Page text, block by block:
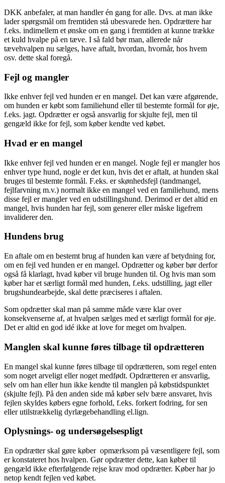
DKK anbefaler, at man handler én gang for alle. Dvs. at man ikke
lader spørgsmål om fremtiden stå ubesvarede hen. Opdrættere har
f.eks. indimellem et ønske om en gang i fremtiden at kunne trække
et kuld hvalpe på en tæve. I så fald bør man, allerede når
tævehvalpen nu sælges, have aftalt, hvordan, hvornår, hos hvem
osv. dette skal foregå.
Fejl og mangler
Ikke enhver fejl ved hunden er en mangel. Det kan være afgørende,
om hunden er købt som familiehund eller til bestemte formål for øje,
f.eks. jagt. Opdrætter er også ansvarlig for skjulte fejl, men til
gengæld ikke for fejl, som køber kendte ved købet.
Hvad er en mangel
Ikke enhver fejl ved hunden er en mangel. Nogle fejl er mangler hos
enhver type hund, nogle er det kun, hvis det er aftalt, at hunden skal
bruges til bestemte formål. F.eks. er skønhedsfejl (tandmangel,
fejlfarvning m.v.) normalt ikke en mangel ved en familiehund, mens
disse fejl er mangler ved en udstillingshund. Derimod er det altid en
mangel, hvis hunden har fejl, som generer eller måske ligefrem
invaliderer den.
Hundens brug
En aftale om en bestemt brug af hunden kan være af betydning for,
om en fejl ved hunden er en mangel. Opdrætter og køber bør derfor
også få klarlagt, hvad køber vil bruge hunden til. Og hvis man som
køber har et særligt formål med hunden, f.eks. udstilling, jagt eller
brugshundearbejde, skal dette præciseres i aftalen.
Som opdrætter skal man på samme måde være klar over
konsekvenserne af, at hvalpen sælges med et særligt formål for øje.
Det er altid en god idé ikke at love for meget om hvalpen.
Manglen skal kunne føres tilbage til opdrætteren
En mangel skal kunne føres tilbage til opdrætteren, som regel enten
som noget arveligt eller noget medfødt. Opdrætteren er ansvarlig,
selv om han eller hun ikke kendte til manglen på købstidspunktet
(skjulte fejl). På den anden side må køber selv bære ansvaret, hvis
fejlen skyldes købers egne forhold, f.eks. forkert fodring, for sen
eller utilstrækkelig dyrlægebehandling el.lign.
Oplysnings- og undersøgelsespligt
En opdrætter skal gøre køber opmærksom på væsentligere fejl, som
er konstateret hos hvalpen. Gør opdrætter dette, kan køber til
gengæld ikke efterfølgende rejse krav mod opdrætter. Køber har jo
netop kendt fejlen ved købet.